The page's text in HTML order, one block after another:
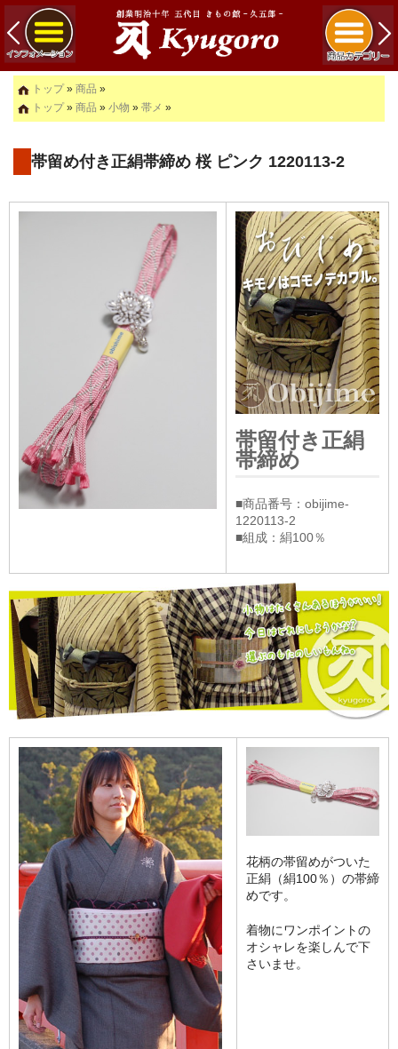
トップ» 商品 »
トップ» 商品 » 小物 » 帯メ »
帯留め付き正絹帯締め 桜 ピンク 1220113-2
帯留付き正絹
帯締め
■商品番号：obijime-
1220113-2
■組成：絹100％
花柄の帯留めがついた
正絹（絹100％）の帯締
めです。
着物にワンポイントの
オシャレを楽しんで下
さいませ。